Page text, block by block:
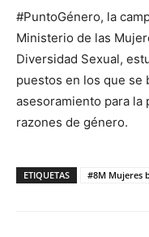
#PuntoGénero, la
Ministerio de las
Diversidad Sexual,
puestos en los que se
asesoramiento para
razones de género.
ETIQUETAS #8M Mujeres